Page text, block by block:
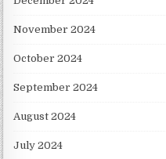
November 2024
October 2024
September 2024
August 2024
July 2024